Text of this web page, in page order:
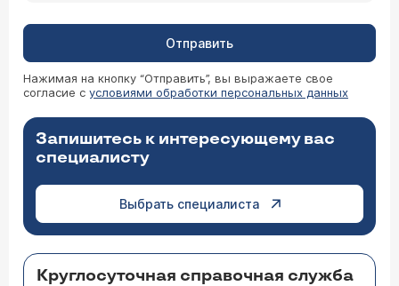
Отправить
Нажимая на кнопку “Отправить”, вы выражаете свое
согласие с условиями обработки персональных данных
Запишитесь к интересующему вас
специалисту
Выбрать специалиста
Круглосуточная справочная служба